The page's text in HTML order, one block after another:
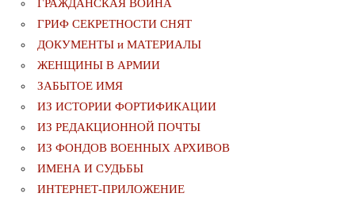
ГРАЖДАНСКАЯ ВОЙНА
ГРИФ СЕКРЕТНОСТИ СНЯТ
ДОКУМЕНТЫ и МАТЕРИАЛЫ
ЖЕНЩИНЫ В АРМИИ
ЗАБЫТОЕ ИМЯ
ИЗ ИСТОРИИ ФОРТИФИКАЦИИ
ИЗ РЕДАКЦИОННОЙ ПОЧТЫ
ИЗ ФОНДОВ ВОЕННЫХ АРХИВОВ
ИМЕНА И СУДЬБЫ
ИНТЕРНЕТ-ПРИЛОЖЕНИЕ